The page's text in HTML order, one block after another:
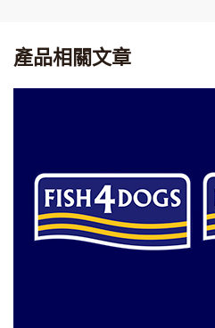
產品相關文章